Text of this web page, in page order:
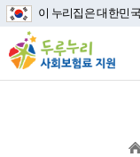
이 누리집은 대한민